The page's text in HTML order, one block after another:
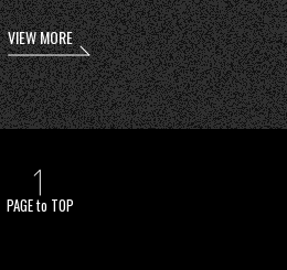
VIEW MORE
PAGE to TOP